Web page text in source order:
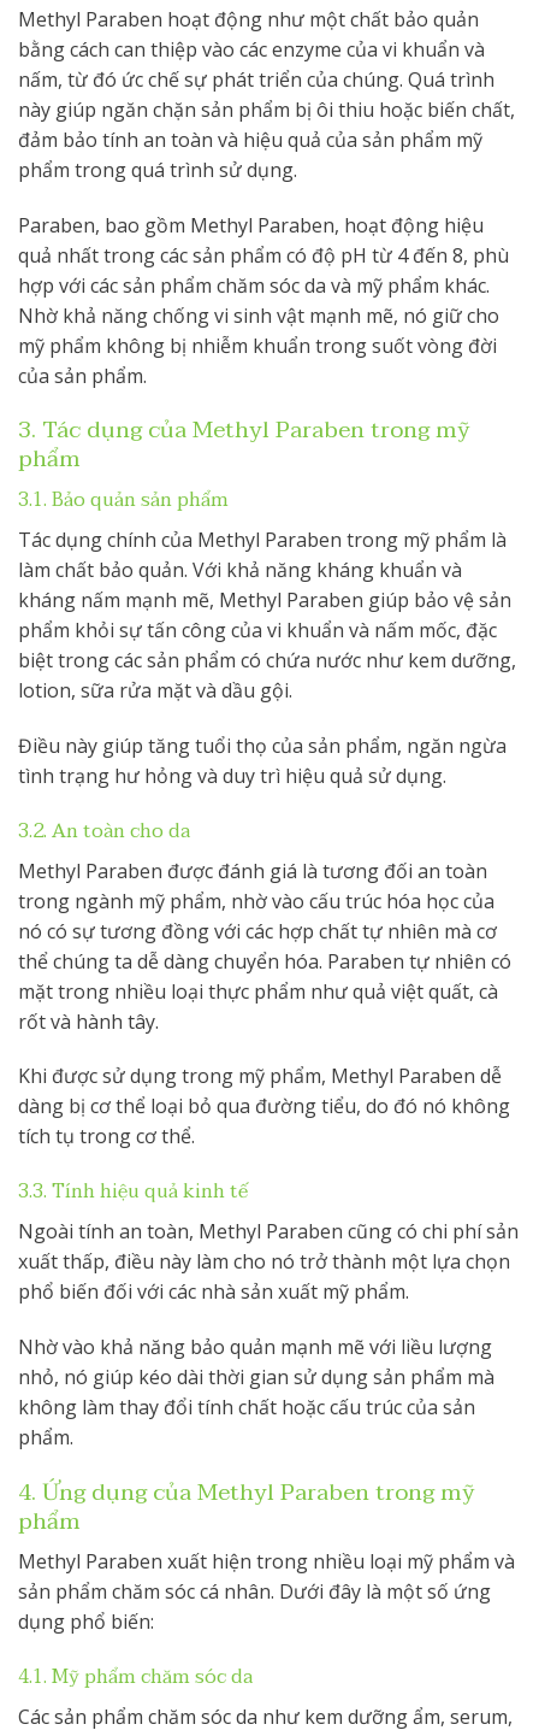
Methyl Paraben hoạt động như một chất bảo quản
bằng cách can thiệp vào các enzyme của vi khuẩn và
nấm, từ đó ức chế sự phát triển của chúng. Quá trình
này giúp ngăn chặn sản phẩm bị ôi thiu hoặc biến chất,
đảm bảo tính an toàn và hiệu quả của sản phẩm mỹ
phẩm trong quá trình sử dụng.
Paraben, bao gồm Methyl Paraben, hoạt động hiệu
quả nhất trong các sản phẩm có độ pH từ 4 đến 8, phù
hợp với các sản phẩm chăm sóc da và mỹ phẩm khác.
Nhờ khả năng chống vi sinh vật mạnh mẽ, nó giữ cho
mỹ phẩm không bị nhiễm khuẩn trong suốt vòng đời
của sản phẩm.
3. Tác dụng của Methyl Paraben trong mỹ
phẩm
3.1. Bảo quản sản phẩm
Tác dụng chính của Methyl Paraben trong mỹ phẩm là
làm chất bảo quản. Với khả năng kháng khuẩn và
kháng nấm mạnh mẽ, Methyl Paraben giúp bảo vệ sản
phẩm khỏi sự tấn công của vi khuẩn và nấm mốc, đặc
biệt trong các sản phẩm có chứa nước như kem dưỡng,
lotion, sữa rửa mặt và dầu gội.
Điều này giúp tăng tuổi thọ của sản phẩm, ngăn ngừa
tình trạng hư hỏng và duy trì hiệu quả sử dụng.
3.2. An toàn cho da
Methyl Paraben được đánh giá là tương đối an toàn
trong ngành mỹ phẩm, nhờ vào cấu trúc hóa học của
nó có sự tương đồng với các hợp chất tự nhiên mà cơ
thể chúng ta dễ dàng chuyển hóa. Paraben tự nhiên có
mặt trong nhiều loại thực phẩm như quả việt quất, cà
rốt và hành tây.
Khi được sử dụng trong mỹ phẩm, Methyl Paraben dễ
dàng bị cơ thể loại bỏ qua đường tiểu, do đó nó không
tích tụ trong cơ thể.
3.3. Tính hiệu quả kinh tế
Ngoài tính an toàn, Methyl Paraben cũng có chi phí sản
xuất thấp, điều này làm cho nó trở thành một lựa chọn
phổ biến đối với các nhà sản xuất mỹ phẩm.
Nhờ vào khả năng bảo quản mạnh mẽ với liều lượng
nhỏ, nó giúp kéo dài thời gian sử dụng sản phẩm mà
không làm thay đổi tính chất hoặc cấu trúc của sản
phẩm.
4. Ứng dụng của Methyl Paraben trong mỹ
phẩm
Methyl Paraben xuất hiện trong nhiều loại mỹ phẩm và
sản phẩm chăm sóc cá nhân. Dưới đây là một số ứng
dụng phổ biến:
4.1. Mỹ phẩm chăm sóc da
Các sản phẩm chăm sóc da như kem dưỡng ẩm, serum,